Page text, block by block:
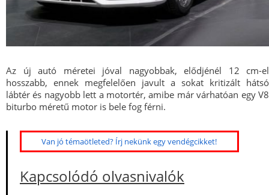
Az új autó méretei jóval nagyobbak, elődjénél 12 cm-el
hosszabb, ennek megfelelően javult a sokat kritizált hátsó
lábtér és nagyobb lett a motortér, amibe már várhatóan egy V8
biturbo méretű motor is bele fog férni.
Van jó témaötleted? Írj nekünk egy vendégcikket!
Kapcsolódó olvasnivalók